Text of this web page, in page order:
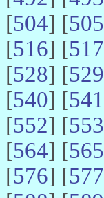
[504] [505
[516] [517
[528] [529
[540] [541
[552] [553
[564] [565
[576] [577